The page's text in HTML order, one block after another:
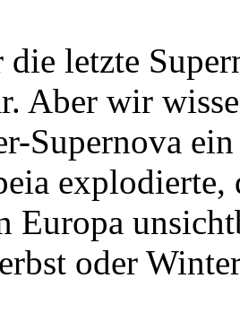
die letzte
Aber wir
Supernova
Europa
oder